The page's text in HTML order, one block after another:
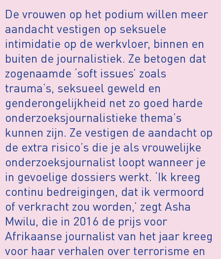
De vrouwen op het podium willen meer
aandacht vestigen op seksuele
intimidatie op de werkvloer, binnen en
buiten de journalistiek. Ze betogen dat
zogenaamde ‘soft issues’ zoals
trauma’s, seksueel geweld en
genderongelijkheid net zo goed harde
onderzoeksjournalistieke thema’s
kunnen zijn. Ze vestigen de aandacht op
de extra risico’s die je als vrouwelijke
onderzoeksjournalist loopt wanneer je
in gevoelige dossiers werkt. ‘Ik kreeg
continu bedreigingen, dat ik vermoord
of verkracht zou worden,’ zegt Asha
Mwilu, die in 2016 de prijs voor
Afrikaanse journalist van het jaar kreeg
voor haar verhalen over terrorisme en